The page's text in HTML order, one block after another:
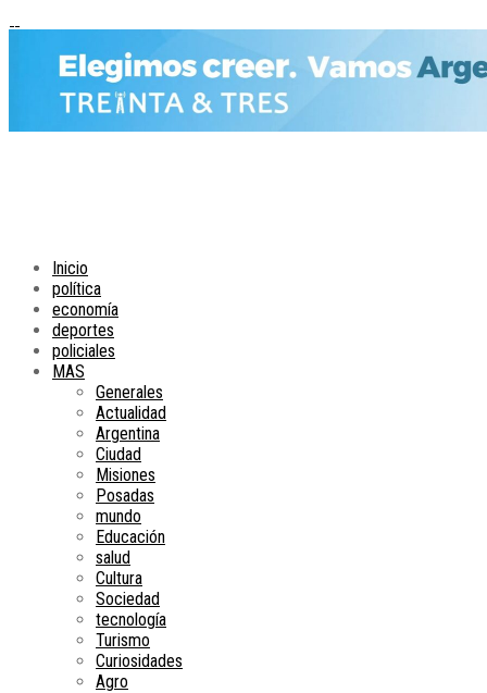
Inicio
política
economía
deportes
policiales
MAS
Generales
Actualidad
Argentina
Ciudad
Misiones
Posadas
mundo
Educación
salud
Cultura
Sociedad
tecnología
Turismo
Curiosidades
Agro